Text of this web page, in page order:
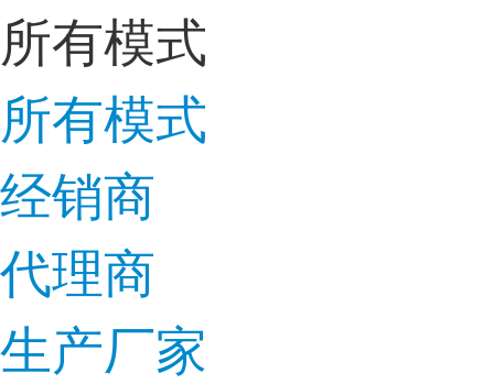
所有模式
所有模式
经销商
代理商
生产厂家